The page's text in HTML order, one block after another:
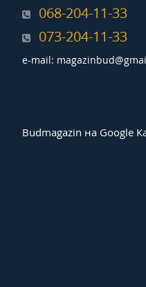
068-204-11-33
073-204-11-33
e-mail:
Budmagazin на Google